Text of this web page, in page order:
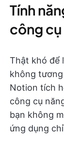
Tính
công
Thật khó để
không
Notion tích
công cụ
bạn không
ứng dụng